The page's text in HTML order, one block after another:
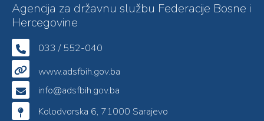
Agencija za državnu službu Federacije Bosne i
Hercegovine
033 / 552-040
www.adsfbih.gov.ba
info@adsfbih.gov.ba
Kolodvorska 6, 71000 Sarajevo